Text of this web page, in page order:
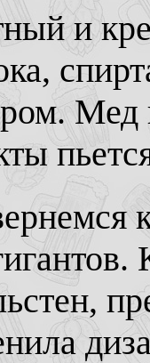
и
Мед